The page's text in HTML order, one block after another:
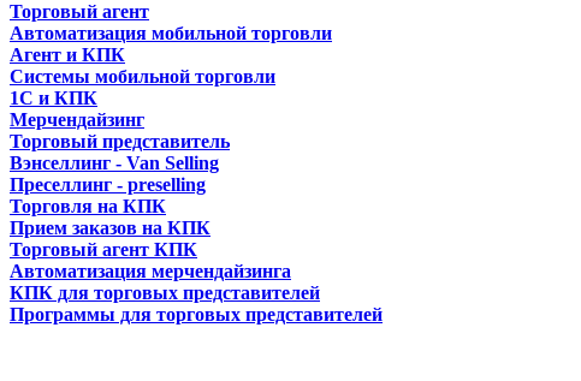
Торговый агент
Автоматизация мобильной торговли
Агент и КПК
Системы мобильной торговли
1C и КПК
Мерчендайзинг
Торговый представитель
Вэнселлинг - Van Selling
Преселлинг - preselling
Торговля на КПК
Прием заказов на КПК
Торговый агент КПК
Автоматизация мерчендайзинга
КПК для торговых представителей
Программы для торговых представителей